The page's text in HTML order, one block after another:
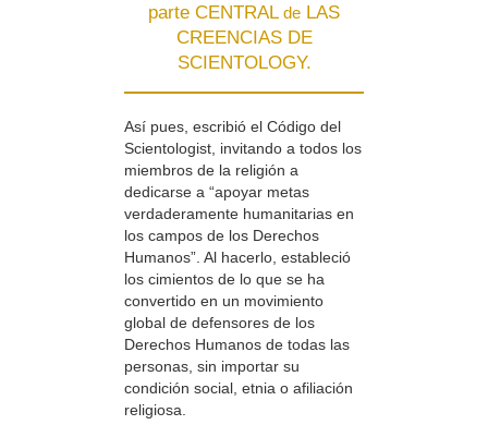
parte CENTRAL de LAS
CREENCIAS DE
SCIENTOLOGY.
Así pues, escribió el Código del
Scientologist, invitando a todos los
miembros de la religión a
dedicarse a “apoyar metas
verdaderamente humanitarias en
los campos de los Derechos
Humanos”. Al hacerlo, estableció
los cimientos de lo que se ha
convertido en un movimiento
global de defensores de los
Derechos Humanos de todas las
personas, sin importar su
condición social, etnia o afiliación
religiosa.